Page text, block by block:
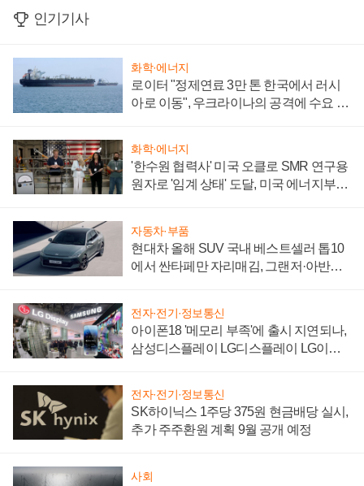
인기기사
화학·에너지
로이터 "정제연료 3만 톤 한국에서 러시
아로 이동", 우크라이나의 공격에 수요 늘
화학·에너지
'한수원 협력사' 미국 오클로 SMR 연구용
원자로 '임계 상태' 도달, 미국 에너지부
자동차·부품
현대차 올해 SUV 국내 베스트셀러 톱10
에서 싼타페만 자리매김, 그랜저·아반떼
전자·전기·정보통신
아이폰18 '메모리 부족'에 출시 지연되나,
삼성디스플레이 LG디스플레이 LG이노
전자·전기·정보통신
SK하이닉스 1주당 375원 현금배당 실시,
추가 주주환원 계획 9월 공개 예정
사회